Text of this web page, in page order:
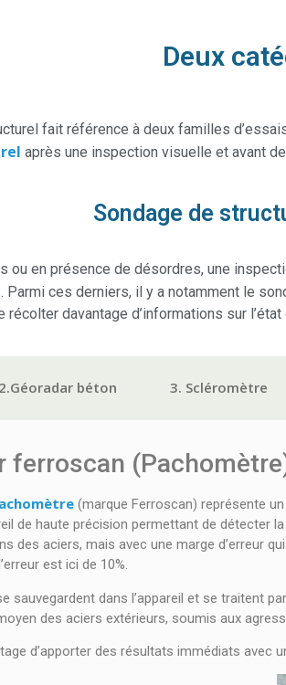
Deux
fait référence à deux familles
après une inspection visuelle et avant
Sondage de
ou en présence de désordres, une
ces derniers, il y a notamment le
davantage d’informations sur
2.Géoradar béton 3. Scléromètre
ferroscan
(marque Ferroscan) représente
de haute précision permettant de détecter
des aciers, mais avec une marge d’erreur
est ici de 10%.
sauvegardent dans l’appareil et se traitent
des aciers extérieurs, soumis aux
d’apporter des résultats immédiats avec